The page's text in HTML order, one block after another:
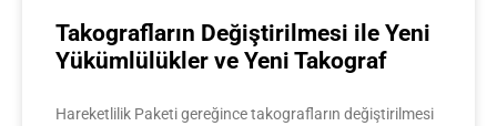
Takografların Değiştirilmesi ile Yeni
Yükümlülükler ve Yeni Takograf
Hareketlilik Paketi gereğince takografların değiştirilmesi